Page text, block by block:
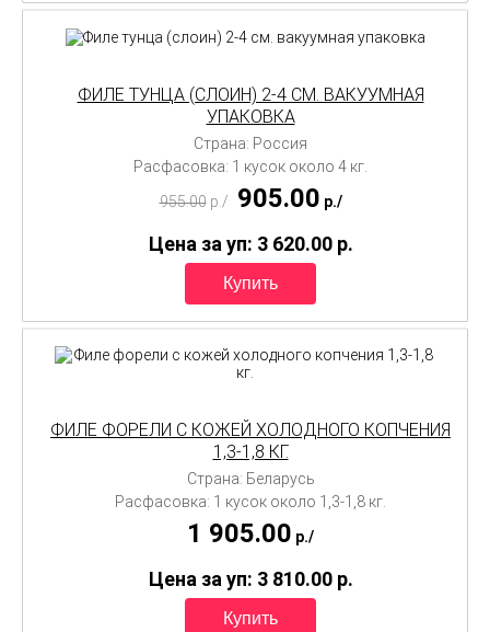
ФИЛЕ ТУНЦА (СЛОИН) 2-4 СМ. ВАКУУМНАЯ
УПАКОВКА
Страна: Россия
Расфасовка: 1 кусок около 4 кг.
955.00p./ 905.00 p./
Цена за уп: 3 620.00 p.
ФИЛЕ ФОРЕЛИ С КОЖЕЙ ХОЛОДНОГО КОПЧЕНИЯ
1,3-1,8 КГ.
Страна: Беларусь
Расфасовка: 1 кусок около 1,3-1,8 кг.
1 905.00 p./
Цена за уп: 3 810.00 p.